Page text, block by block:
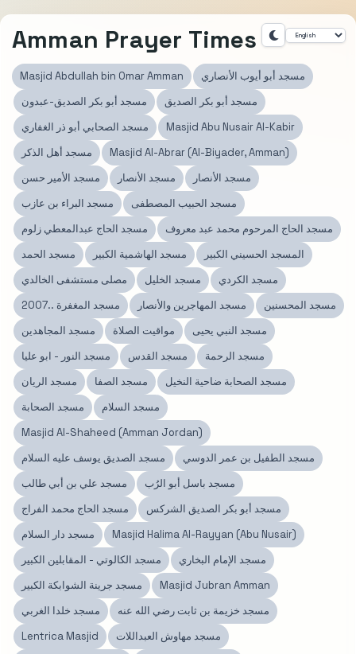
Amman Prayer Times
Masjid Abdullah bin Omar Amman
مسجد أبو أيوب الأنصاري
مسجد أبو بكر الصديق-عبدون
مسجد أبو بكر الصديق
مسجد الصحابي أبو ذر الغفاري
Masjid Abu Nusair Al-Kabir
مسجد أهل الذكر
Masjid Al-Abrar (Al-Biyader, Amman)
مسجد الأمير حسن
مسجد الأنصار
مسجد الأنصار
مسجد البراء بن عازب
مسجد الحبيب المصطفى
مسجد الحاج عبدالمعطي زلوم
مسجد الحاج المرحوم محمد عبد معروف
مسجد الحمد
مسجد الهاشمية الكبير
المسجد الحسيني الكبير
مصلى مستشفى الخالدي
مسجد الخليل
مسجد الكردي
مسجد المغفرة ..2007
مسجد المهاجرين والأنصار
مسجد المحسنين
مسجد المجاهدين
مواقيت الصلاة
مسجد النبي يحيى
مسجد النور - ابو عليا
مسجد القدس
مسجد الرحمة
مسجد الريان
مسجد الصفا
مسجد الصحابة ضاحية النخيل
مسجد الصحابة
مسجد السلام
Masjid Al-Shaheed (Amman Jordan)
مسجد الصديق يوسف عليه السلام
مسجد الطفيل بن عمر الدوسي
مسجد علي بن أبي طالب
مسجد باسل أبو الرُب
مسجد الحاج محمد الفراج
مسجد أبو بكر الصديق الشركس
مسجد دار السلام
Masjid Halima Al-Rayyan (Abu Nusair)
مسجد الكالوتي - المقابلين الكبير
مسجد الإمام البخاري
مسجد جرينة الشوابكة الكبير
Masjid Jubran Amman
مسجد خلدا الغربي
مسجد خزيمة بن ثابت رضي الله عنه
Lentrica Masjid
مسجد مهاوش العبداللات